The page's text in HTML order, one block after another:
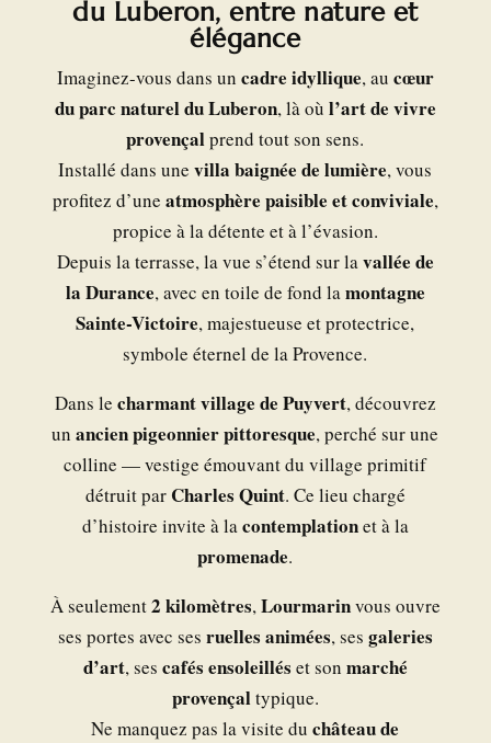
du Luberon, entre nature et
élégance
Imaginez-vous dans un cadre idyllique, au cœur
du parc naturel du Luberon, là où l’art de vivre
provençalprend tout son sens.
Installé dans unevilla baignée de lumière, vous
profitez d’une atmosphère paisible et conviviale,
propice à la détente et à l’évasion.
Depuis la terrasse, la vue s’étend sur la vallée de
la Durance, avec en toile de fond la montagne
Sainte-Victoire, majestueuse et protectrice,
symbole éternel de la Provence.
Dans le charmant village de Puyvert, découvrez
unancien pigeonnier pittoresque, perché sur une
colline — vestige émouvant du village primitif
détruit par Charles Quint. Ce lieu chargé
d’histoire invite à la contemplationet à la
promenade.
À seulement2 kilomètres, Lourmarinvous ouvre
ses portes avec ses ruelles animées, ses galeries
d’art, ses cafés ensoleillés et son marché
provençaltypique.
Ne manquez pas la visite duchâteau de